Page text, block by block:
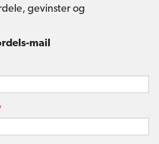
gevinster og
mail